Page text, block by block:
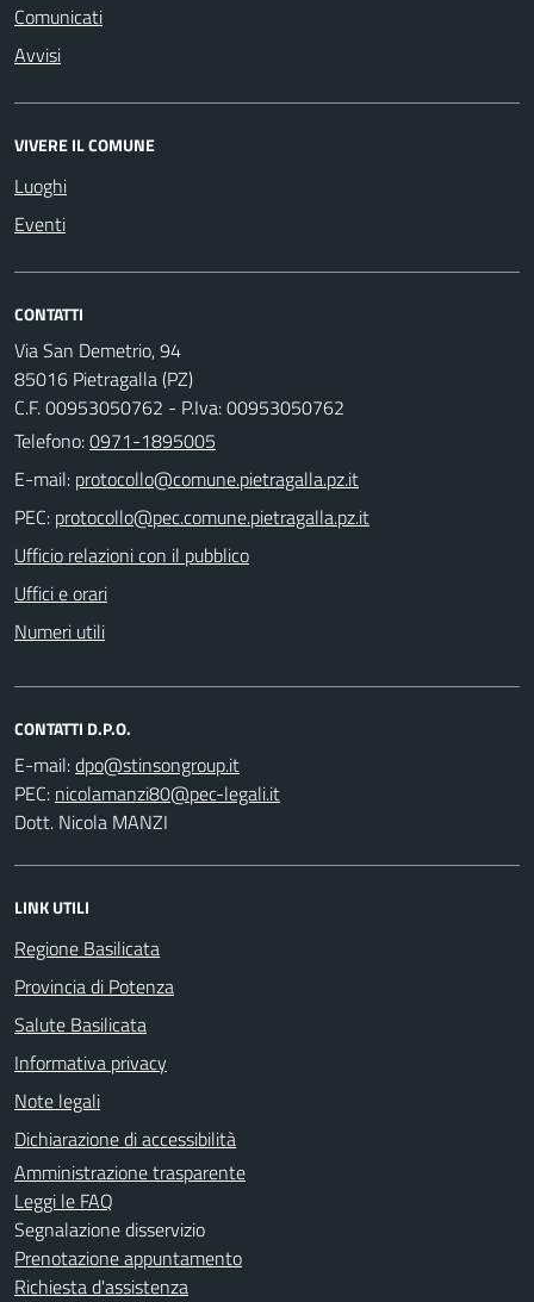
Comunicati
Avvisi
VIVERE IL COMUNE
Luoghi
Eventi
CONTATTI
Via San Demetrio, 94
85016 Pietragalla (PZ)
C.F. 00953050762 - P.Iva: 00953050762
Telefono:0971-1895005
E-mail:
PEC:
Ufficio relazioni con il pubblico
Uffici e orari
Numeri utili
CONTATTI D.P.O.
E-mail:
PEC:
Dott. Nicola MANZI
LINK UTILI
Regione Basilicata
Provincia di Potenza
Salute Basilicata
Informativa privacy
Note legali
Dichiarazione di accessibilità
Amministrazione trasparente
Leggi le FAQ
Segnalazione disservizio
Prenotazione appuntamento
Richiesta d'assistenza